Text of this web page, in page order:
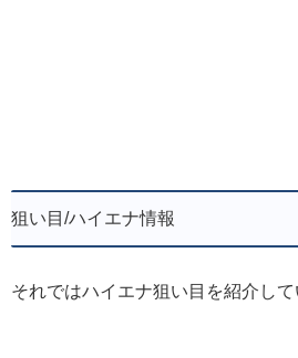
狙い目/ハイエナ情報
それではハイエナ狙い目を紹介して